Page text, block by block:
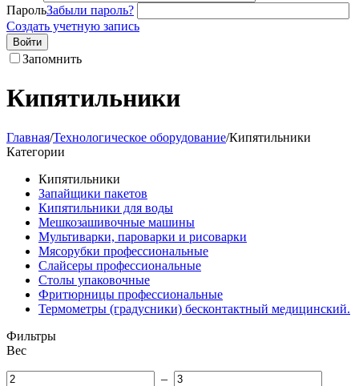
ПарольЗабыли пароль?
Создать учетную запись
Войти
Запомнить
Кипятильники
Главная/Технологическое оборудование/Кипятильники
Категории
Кипятильники
Запайщики пакетов
Кипятильники для воды
Мешкозашивочные машины
Мультиварки, пароварки и рисоварки
Мясорубки профессиональные
Слайсеры профессиональные
Столы упаковочные
Фритюрницы профессиональные
Термометры (градусники) бесконтактный медицинский.
Фильтры
Вес
–